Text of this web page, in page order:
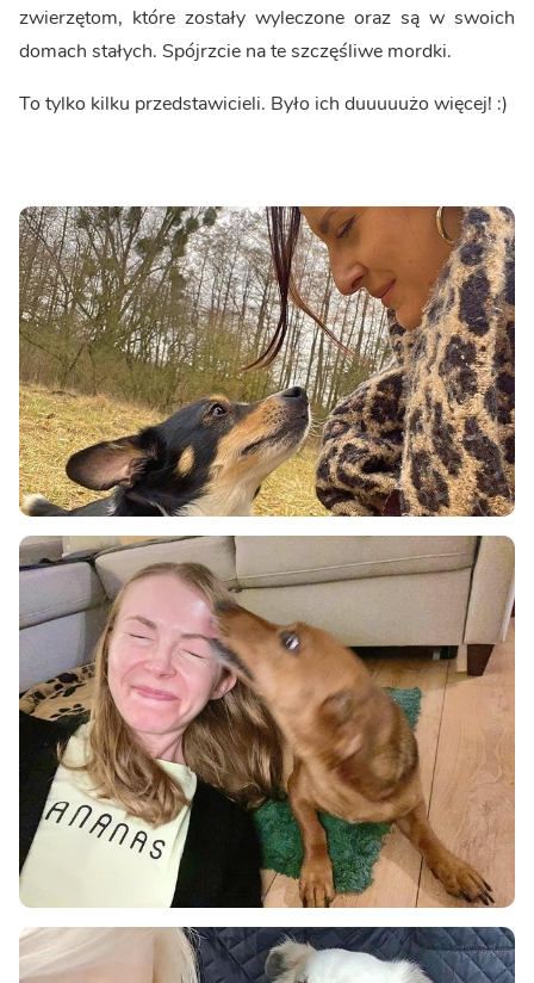
zwierzętom, które zostały wyleczone oraz są w swoich
domach stałych. Spójrzcie na te szczęśliwe mordki.
To tylko kilku przedstawicieli. Było ich duuuuużo więcej! :)